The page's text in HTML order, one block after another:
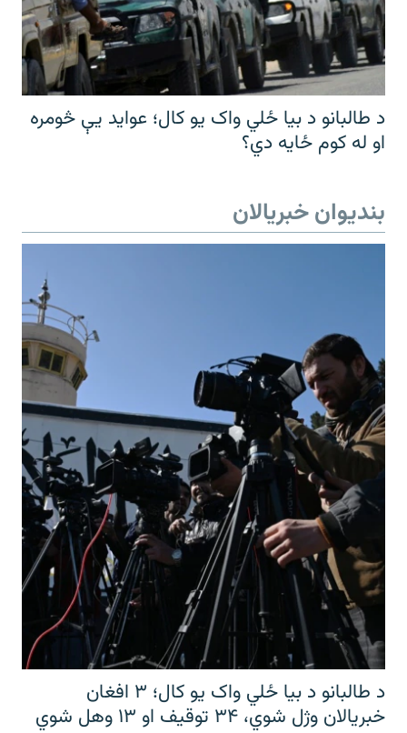
د طالبانو د بیا ځلي واک یو کال؛ عواید یې څومره
او له کوم ځایه دي؟
بندیوان خبریالان
د طالبانو د بیا ځلي واک یو کال؛ ۳ افغان
خبریالان وژل شوي، ۳۴ توقیف او ۱۳ وهل شوي